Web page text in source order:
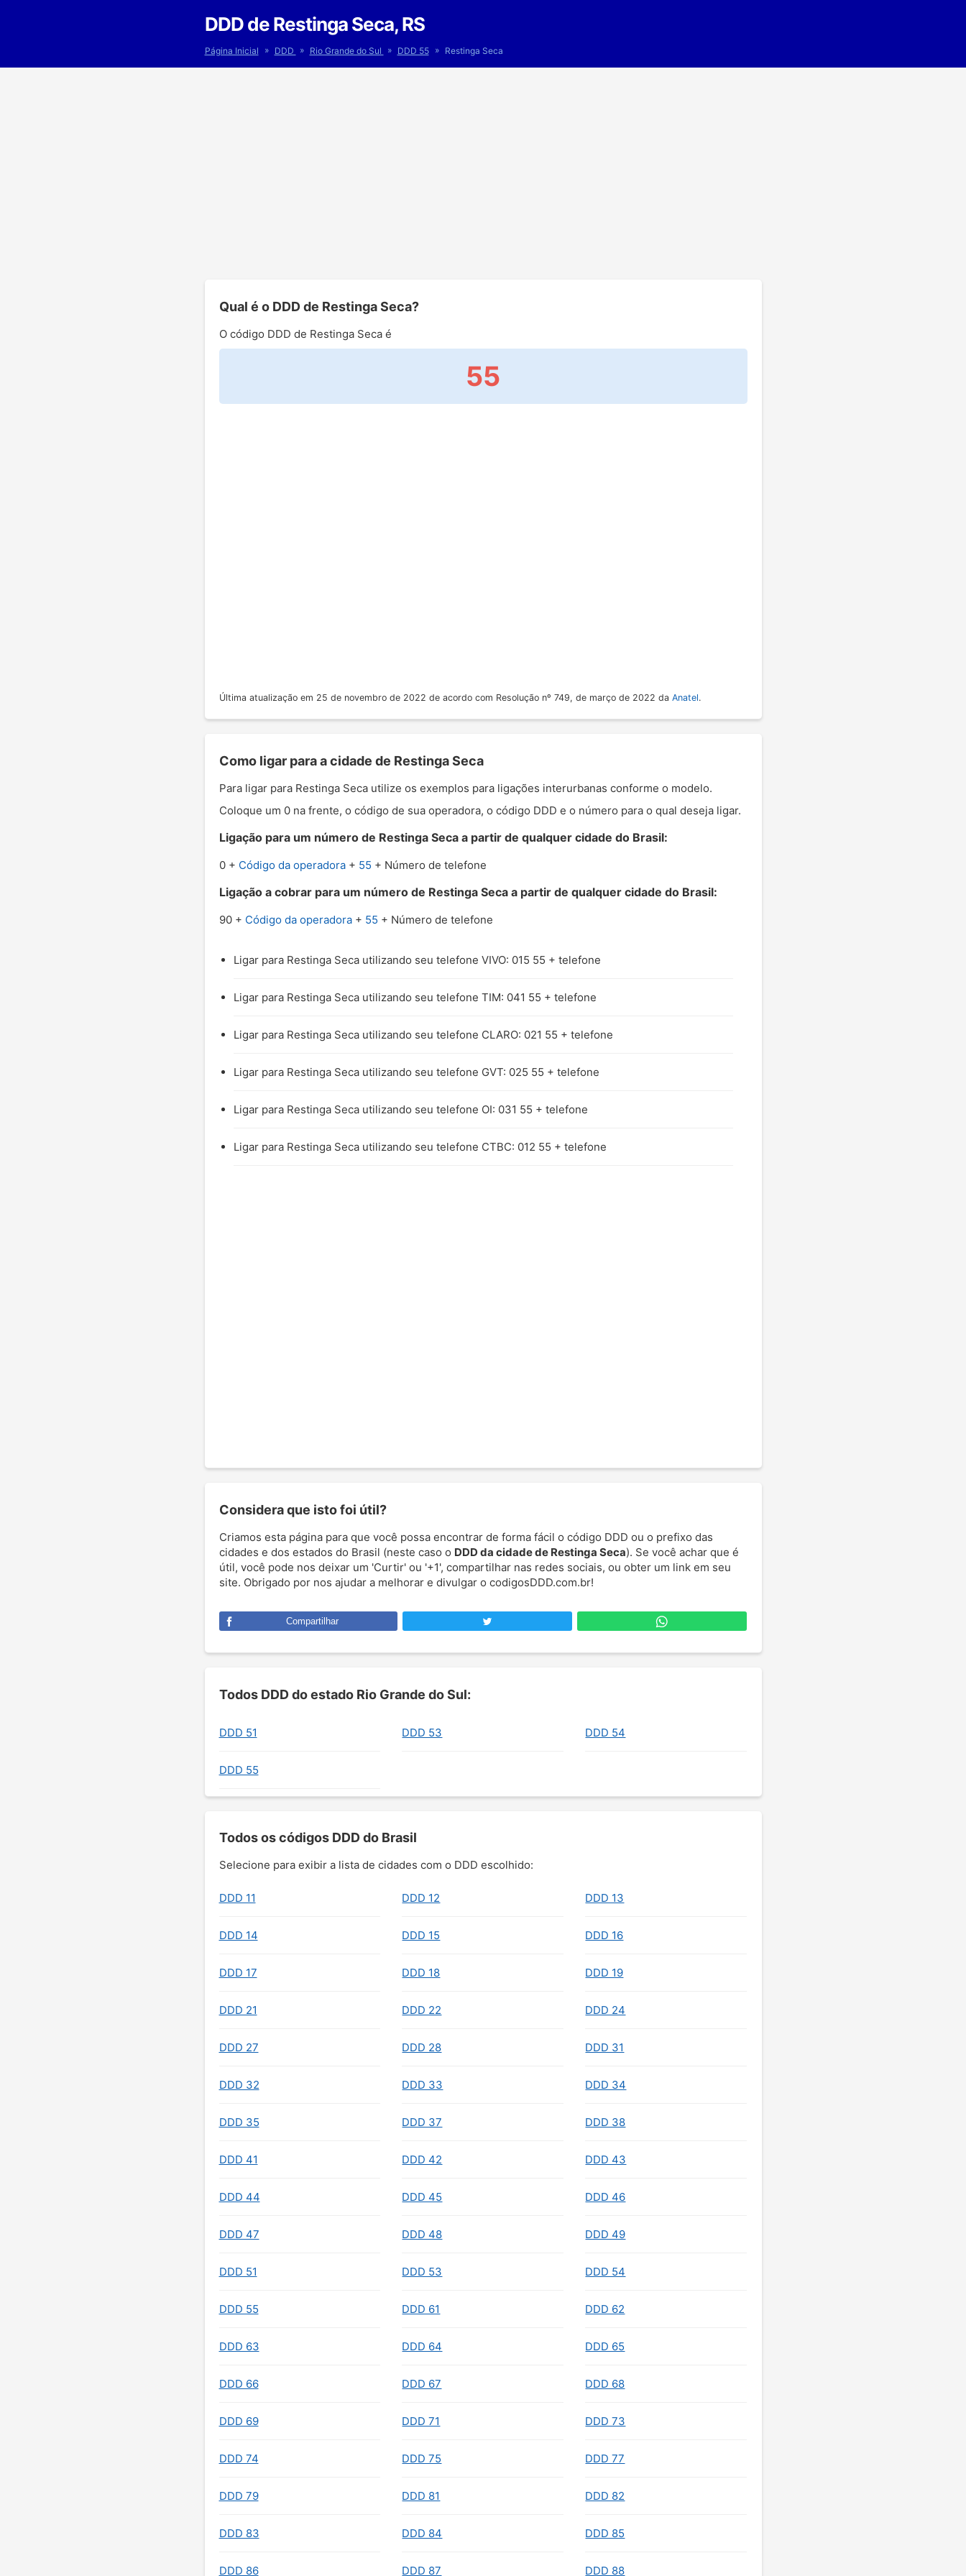
DDD de Restinga Seca, RS
Página Inicial » DDD » Rio Grande do Sul » DDD 55 » Restinga Seca
Qual é o DDD de Restinga Seca?
O código DDD de Restinga Seca é
55
Última atualização em 25 de novembro de 2022 de acordo com Resolução nº 749, de março de 2022 da Anatel.
Como ligar para a cidade de Restinga Seca
Para ligar para Restinga Seca utilize os exemplos para ligações interurbanas conforme o modelo.
Coloque um 0 na frente, o código de sua operadora, o código DDD e o número para o qual deseja ligar.
Ligação para um número de Restinga Seca a partir de qualquer cidade do Brasil:
0 + Código da operadora+ 55 + Número de telefone
Ligação a cobrar para um número de Restinga Seca a partir de qualquer cidade do Brasil:
90 + Código da operadora+ 55 + Número de telefone
Ligar para Restinga Seca utilizando seu telefone VIVO: 015 55 + telefone
Ligar para Restinga Seca utilizando seu telefone TIM: 041 55 + telefone
Ligar para Restinga Seca utilizando seu telefone CLARO: 021 55 + telefone
Ligar para Restinga Seca utilizando seu telefone GVT: 025 55 + telefone
Ligar para Restinga Seca utilizando seu telefone OI: 031 55 + telefone
Ligar para Restinga Seca utilizando seu telefone CTBC: 012 55 + telefone
Considera que isto foi útil?
Criamos esta página para que você possa encontrar de forma fácil o código DDD ou o prefixo das
cidades e dos estados do Brasil (neste caso o DDD da cidade de Restinga Seca). Se você achar que é
útil, você pode nos deixar um 'Curtir' ou '+1', compartilhar nas redes sociais, ou obter um link em seu
site. Obrigado por nos ajudar a melhorar e divulgar o codigosDDD.com.br!
Compartilhar
Todos DDD do estado Rio Grande do Sul:
DDD 51 DDD 53 DDD 54
DDD 55
Todos os códigos DDD do Brasil
Selecione para exibir a lista de cidades com o DDD escolhido:
DDD 11 DDD 12 DDD 13
DDD 14 DDD 15 DDD 16
DDD 17 DDD 18 DDD 19
DDD 21 DDD 22 DDD 24
DDD 27 DDD 28 DDD 31
DDD 32 DDD 33 DDD 34
DDD 35 DDD 37 DDD 38
DDD 41 DDD 42 DDD 43
DDD 44 DDD 45 DDD 46
DDD 47 DDD 48 DDD 49
DDD 51 DDD 53 DDD 54
DDD 55 DDD 61 DDD 62
DDD 63 DDD 64 DDD 65
DDD 66 DDD 67 DDD 68
DDD 69 DDD 71 DDD 73
DDD 74 DDD 75 DDD 77
DDD 79 DDD 81 DDD 82
DDD 83 DDD 84 DDD 85
DDD 86 DDD 87 DDD 88